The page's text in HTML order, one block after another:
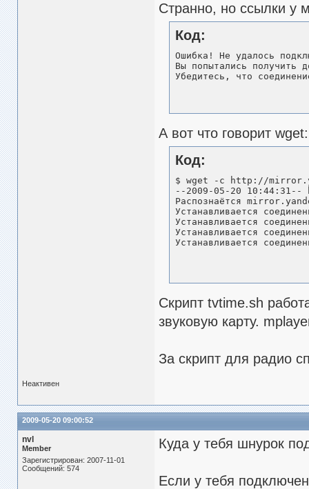
Странно, но ссылки у
Код:
Ошибка! Не удалось
Вы попытались
Убедитесь, что
А вот что говорит wget:
Код:
$ wget -c http://
--2009-05-20
Распознаётся
Устанавливается
Устанавливается
Устанавливается
Устанавливается
Скрипт tvtime.sh
звуковую карту.
За скрипт для радио
Неактивен
2009-05-20 09:00:52
nvl
Member
Зарегистрирован: 2007-11-01
Сообщений: 574
Куда у тебя шнурок
Если у тебя